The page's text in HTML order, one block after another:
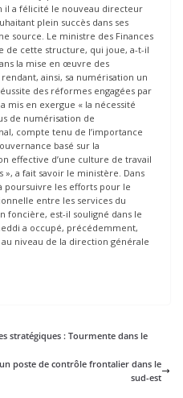
il a félicité le nouveau directeur
plein succès dans ses
source. Le ministre des Finances
de cette structure, qui joue, a-t-il
la mise en œuvre des
ainsi, sa numérisation un
des réformes engagées par
mis en exergue « la nécessité
de numérisation de
compte tenu de l’importance
basé sur la
effective d’une culture de travail
», a fait savoir le ministère. Dans
poursuivre les efforts pour le
entre les services du
foncière, est-il souligné dans le
a occupé, précédemment,
niveau de la direction générale
stratégiques : Tourmente dans le
poste de contrôle frontalier dans le
sud-est